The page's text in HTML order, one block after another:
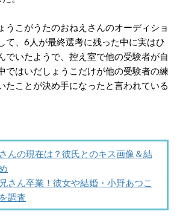
うこがうたのおねえさんのオーディショ
て、6人が最終選考に残った中に実はひ
でいたようで、控え室で他の受験者が自
ではいだしょうこだけが他の受験者の練
たことが決め手になったと言われている
んの現在は？彼氏とのキス画像＆結
さん卒業！彼女や結婚・小野あつこ
調査